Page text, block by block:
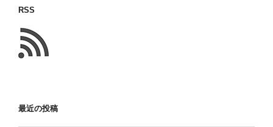
い
た
こ
と
RSS
最近の投稿